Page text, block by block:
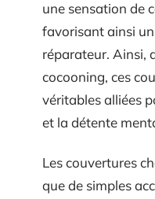
une sensation de
favorisant ainsi
réparateur. Ainsi,
cocooning, ces
véritables alliées
et la détente
Les couvertures
que de simples